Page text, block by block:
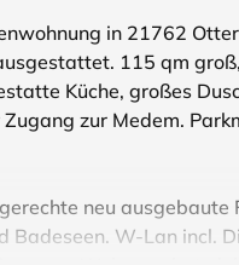
in 21762
115 qm
Küche, großes
zur Medem.
neu
Badeseen. W-Lan incl.